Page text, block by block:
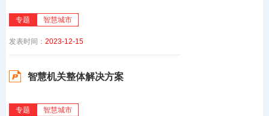
专题 智慧城市
发表时间： 2023-12-15
智慧机关整体解决方案
专题 智慧城市